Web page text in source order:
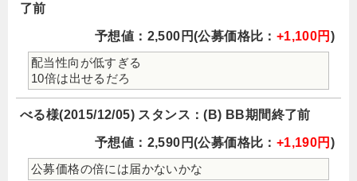
了前
予想値：2,500円(公募価格比： +1,100円 )
配当性向が低すぎる
10倍は出せるだろ
べる様(2015/12/05) スタンス：(B) BB期間終了前
予想値：2,590円(公募価格比： +1,190円 )
公募価格の倍には届かないかな